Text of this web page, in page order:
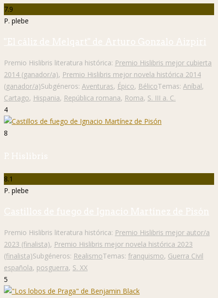
7.9
P. plebe
"El cáliz de Melqart" de Arturo Gonzalo Aizpiri
Premio Hislibris literatura histórica: Premio Hislibris mejor cubierta
2014 (ganador/a), Premio Hislibris mejor novela histórica 2014
(ganador/a)Subgéneros: Aventuras, Épico, BélicoTemas: Aníbal,
Cartago, Hispania, República romana, Roma, S. III a. C.
4
8
P. Hislibris
8.1
P. plebe
Castillos de fuego de Ignacio Martínez de Pisón
Premio Hislibris literatura histórica: Premio Hislibris mejor autor/a
2023 (finalista), Premio Hislibris mejor novela histórica 2023
(finalista)Subgéneros: RealismoTemas: franquismo, Guerra Civil
española, posguerra, S. XX
5